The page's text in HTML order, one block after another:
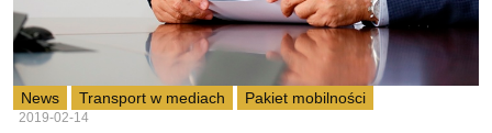
News Transport w mediach Pakiet mobilności
2019-02-14